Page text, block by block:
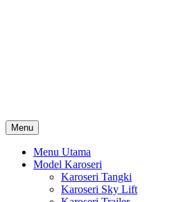
Menu
Menu Utama
Model Karoseri
Karoseri Tangki
Karoseri Sky Lift